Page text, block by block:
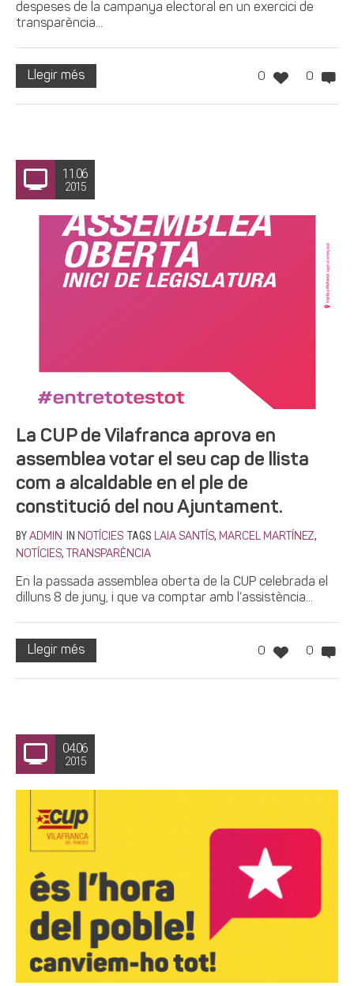
despeses de la campanya electoral en un exercici de
transparència...
0 0
Llegir més
11.06
2015
La CUP de Vilafranca aprova en
assemblea votar el seu cap de llista
com a alcaldable en el ple de
constitució del nou Ajuntament.
BY ADMIN IN NOTÍCIES TAGS LAIA SANTÍS, MARCEL MARTÍNEZ,
NOTÍCIES, TRANSPARÈNCIA
En la passada assemblea oberta de la CUP celebrada el
dilluns 8 de juny, i que va comptar amb l’assistència...
0 0
Llegir més
04.06
2015